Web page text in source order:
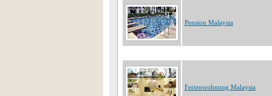
Pension Malaysia
Ferienwohnung Malaysia